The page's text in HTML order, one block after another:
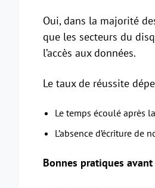
Oui, dans la majorité
que les secteurs du
l’accès aux données.
Le taux de réussite
Le temps écoulé après
L’absence d’écriture
Bonnes pratiques